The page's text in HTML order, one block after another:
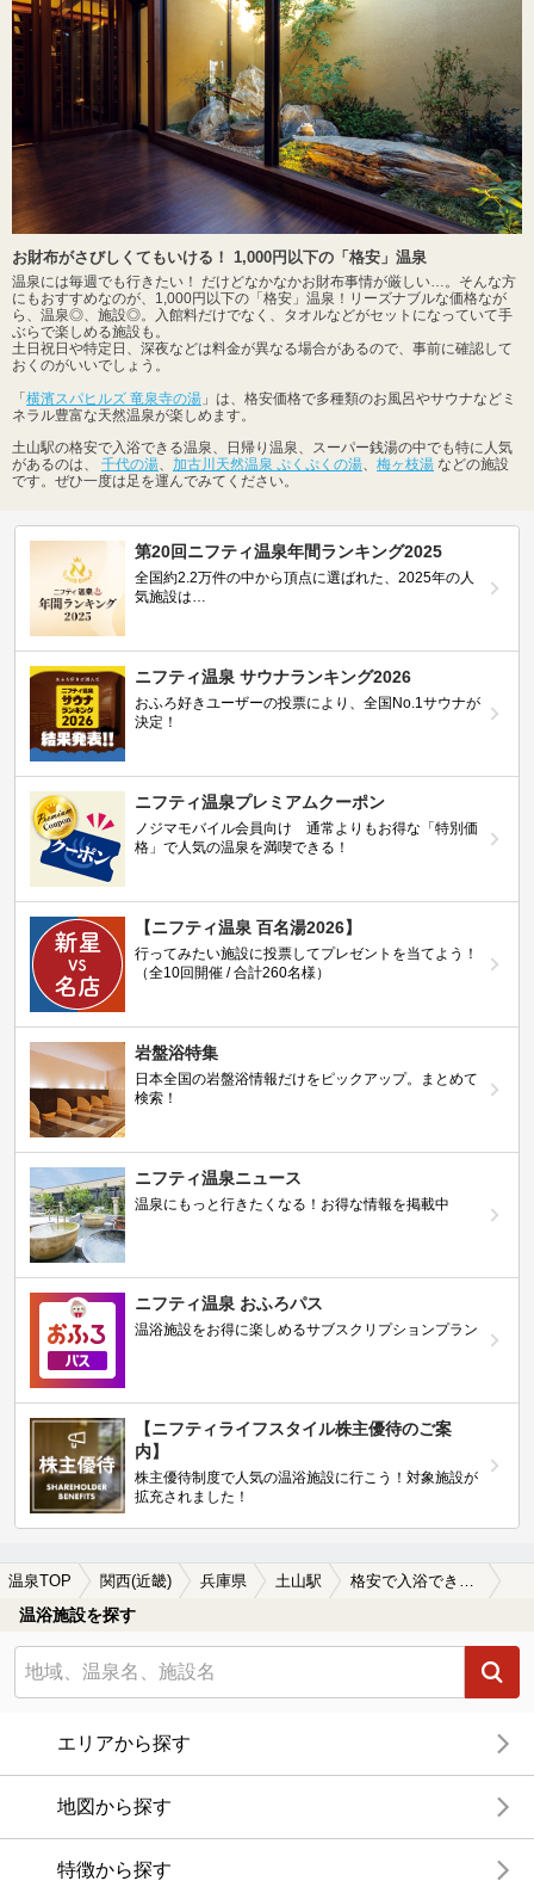
お財布がさびしくてもいける！ 1,000円以下の「格安」温泉
温泉には毎週でも行きたい！ だけどなかなかお財布事情が厳しい…。そんな方
にもおすすめなのが、1,000円以下の「格安」温泉！リーズナブルな価格なが
ら、温泉◎、施設◎。入館料だけでなく、タオルなどがセットになっていて手
ぶらで楽しめる施設も。
土日祝日や特定日、深夜などは料金が異なる場合があるので、事前に確認して
おくのがいいでしょう。
「 横濱スパヒルズ 竜泉寺の湯 」は、格安価格で多種類のお風呂やサウナなどミ
ネラル豊富な天然温泉が楽しめます。
土山駅の格安で入浴できる温泉、日帰り温泉、スーパー銭湯の中でも特に人気
があるのは、 千代の湯、 加古川天然温泉 ぷくぷくの湯、 梅ヶ枝湯 などの施設
です。ぜひ一度は足を運んでみてください。
第20回ニフティ温泉年間ランキング2025
全国約2.2万件の中から頂点に選ばれた、2025年の人
気施設は…
ニフティ温泉 サウナランキング2026
おふろ好きユーザーの投票により、全国No.1サウナが
決定！
ニフティ温泉プレミアムクーポン
ノジマモバイル会員向け 通常よりもお得な「特別価
格」で人気の温泉を満喫できる！
【ニフティ温泉 百名湯2026】
行ってみたい施設に投票してプレゼントを当てよう！
（全10回開催 / 合計260名様）
岩盤浴特集
日本全国の岩盤浴情報だけをピックアップ。まとめて
検索！
ニフティ温泉ニュース
温泉にもっと行きたくなる！お得な情報を掲載中
ニフティ温泉 おふろパス
温浴施設をお得に楽しめるサブスクリプションプラン
【ニフティライフスタイル株主優待のご案
内】
株主優待制度で人気の温浴施設に行こう！対象施設が
拡充されました！
温泉TOP 関西(近畿) 兵庫県 土山駅
温浴施設を探す
エリアから探す
地図から探す
特徴から探す